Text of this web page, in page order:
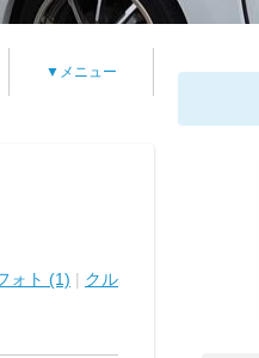
▼メニュー
ォト (1) | クル